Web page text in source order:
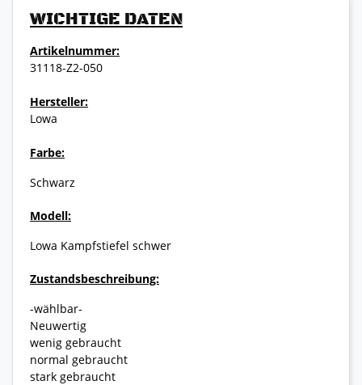
WICHTIGE DATEN
Artikelnummer:
31118-Z2-050
Hersteller:
Lowa
Farbe:
Schwarz
Modell:
Lowa Kampfstiefel schwer
Zustandsbeschreibung:
-wählbar-
Neuwertig
wenig gebraucht
normal gebraucht
stark gebraucht